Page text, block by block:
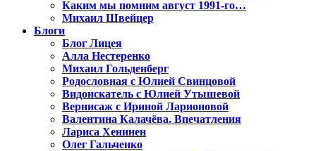
Каким мы помним август 1991-го…
Михаил Швейцер
Блоги
Блог Лицея
Алла Нестеренко
Михаил Гольденберг
Родословная с Юлией Свинцовой
Видоискатель с Юлией Утышевой
Вернисаж с Ириной Ларионовой
Валентина Калачёва. Впечатления
Лариса Хенинен
Олег Гальченко